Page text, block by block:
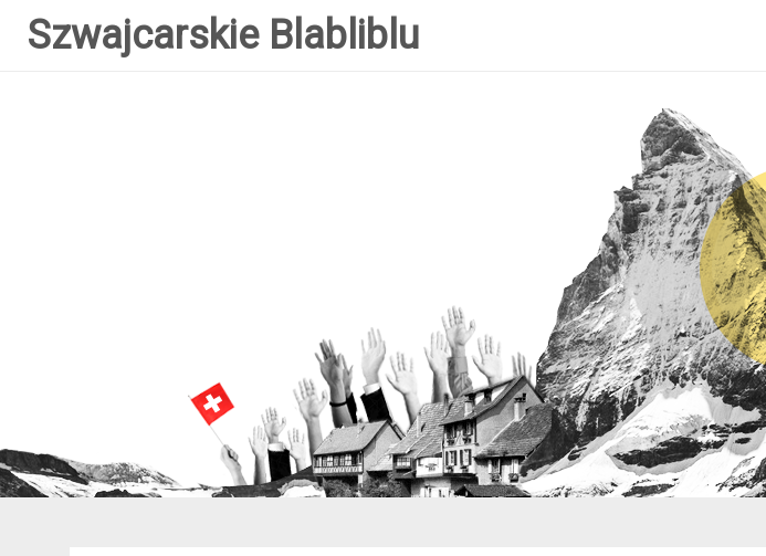
Szwajcarskie Blabliblu